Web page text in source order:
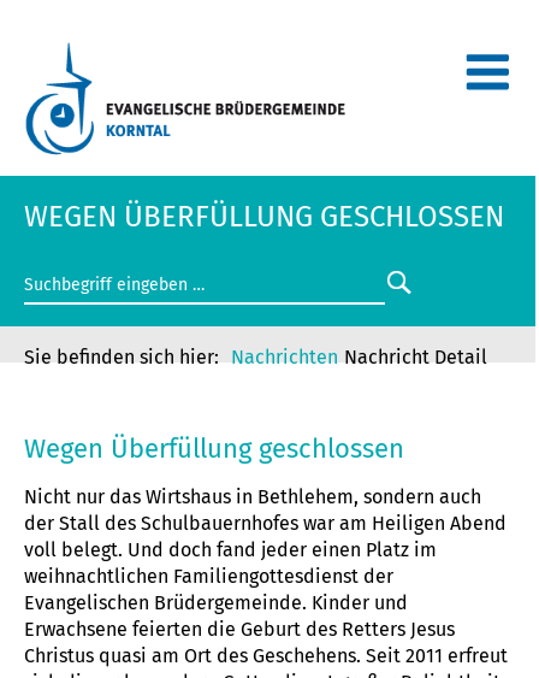
WEGEN ÜBERFÜLLUNG GESCHLOSSEN
Nachrichten Nachricht Detail
Wegen Überfüllung geschlossen
Nicht nur das Wirtshaus in Bethlehem, sondern auch
der Stall des Schulbauernhofes war am Heiligen Abend
voll belegt. Und doch fand jeder einen Platz im
weihnachtlichen Familiengottesdienst der
Evangelischen Brüdergemeinde. Kinder und
Erwachsene feierten die Geburt des Retters Jesus
Christus quasi am Ort des Geschehens. Seit 2011 erfreut